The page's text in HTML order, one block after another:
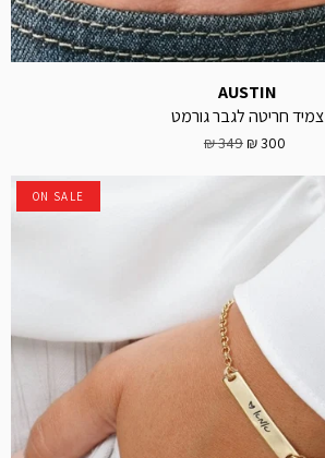
AUSTIN
צמיד חריטה לגבר גורמט
300 ₪
349 ₪
ON SALE